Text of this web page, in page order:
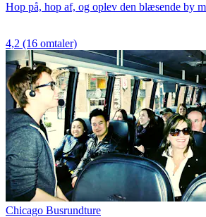
Hop på, hop af, og oplev den blæsende by
4,2 (16 omtaler)
Chicago Busrundture